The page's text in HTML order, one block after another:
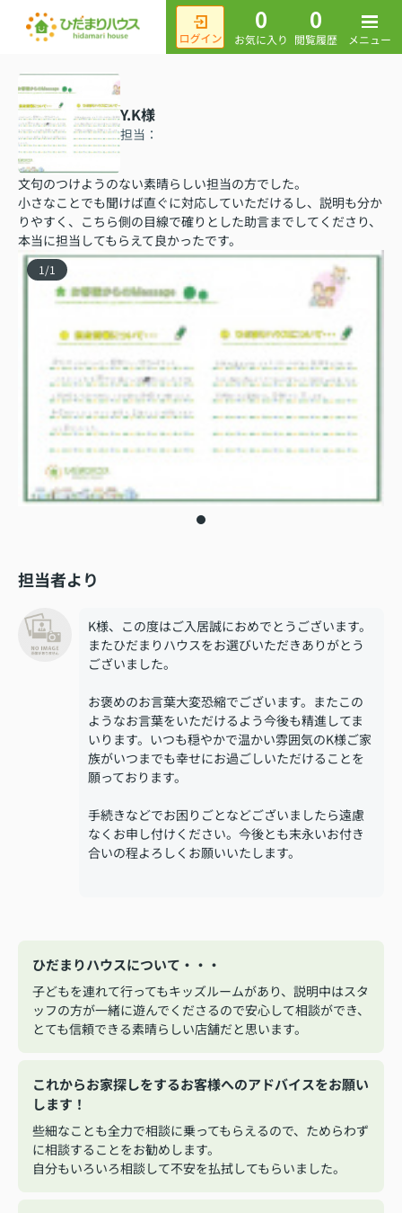
0
お気に入り
0
閲覧履歴 メニュー
Y.K様
担当：
文句のつけようのない素晴らしい担当の方でした。
小さなことでも聞けば直ぐに対応していただけるし、説明も分か
りやすく、こちら側の目線で確りとした助言までしてくださり、
本当に担当してもらえて良かったです。
1 /1
担当者より
K様、この度はご入居誠におめでとうございます。
またひだまりハウスをお選びいただきありがとう
ございました。
お褒めのお言葉大変恐縮でございます。またこの
ようなお言葉をいただけるよう今後も精進してま
いります。いつも穏やかで温かい雰囲気のK様ご家
族がいつまでも幸せにお過ごしいただけることを
願っております。
手続きなどでお困りごとなどございましたら遠慮
なくお申し付けください。今後とも末永いお付き
合いの程よろしくお願いいたします。
ひだまりハウスについて・・・
子どもを連れて行ってもキッズルームがあり、説明中はスタ
ッフの方が一緒に遊んでくださるので安心して相談ができ、
とても信頼できる素晴らしい店舗だと思います。
これからお家探しをするお客様へのアドバイスをお願い
します！
些細なことも全力で相談に乗ってもらえるので、ためらわず
に相談することをお勧めします。
自分もいろいろ相談して不安を払拭してもらいました。